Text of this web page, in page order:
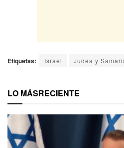
Etiquetas: Israel Judea y
LO MÁSRECIENTE